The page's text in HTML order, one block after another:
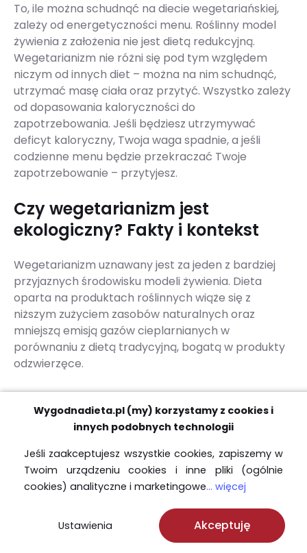
To, ile można schudnąć na diecie wegetariańskiej,
zależy od energetyczności menu. Roślinny model
żywienia z założenia nie jest dietą redukcyjną.
Wegetarianizm nie różni się pod tym względem
niczym od innych diet – można na nim schudnąć,
utrzymać masę ciała oraz przytyć. Wszystko zależy
od dopasowania kaloryczności do
zapotrzebowania. Jeśli będziesz utrzymywać
deficyt kaloryczny, Twoja waga spadnie, a jeśli
codzienne menu będzie przekraczać Twoje
zapotrzebowanie – przytyjesz.
Czy wegetarianizm jest
ekologiczny? Fakty i kontekst
Wegetarianizm uznawany jest za jeden z bardziej
przyjaznych środowisku modeli żywienia. Dieta
oparta na produktach roślinnych wiąże się z
niższym zużyciem zasobów naturalnych oraz
mniejszą emisją gazów cieplarnianych w
porównaniu z dietą tradycyjną, bogatą w produkty
odzwierzęce.
Szacuje się, że emisja związana z dietą
wegetariańską może być niższa średnio o około 20–
50%, a produkcja wyrobów wymaga również mniej
wody i powierzchni gruntów, szczególnie w
porównaniu z dietami zawierającymi duże ilości
czerwonego mięsa.
Bibliografia:
Wygodnadieta.pl (my) korzystamy z cookies i
innych podobnych technologii
Jeśli zaakceptujesz wszystkie cookies, zapiszemy w
Twoim urządzeniu cookies i inne pliki (ogólnie
cookies) analityczne i marketingowe... więcej
Ustawienia Akceptuję